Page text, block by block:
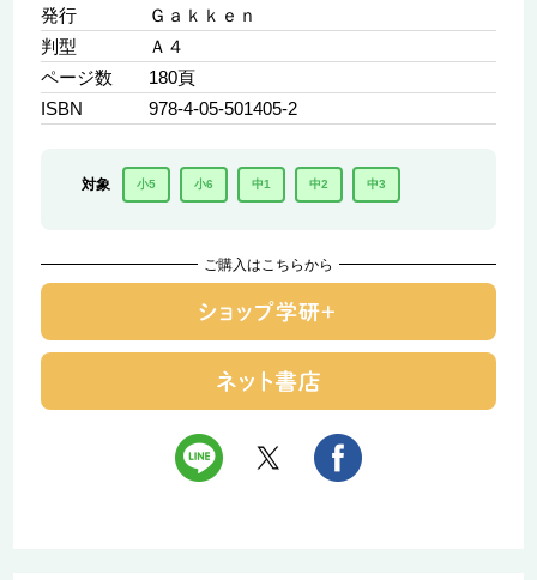
発行
Ｇａｋｋｅｎ
判型
Ａ４
ページ数
180頁
ISBN
978-4-05-501405-2
対象 小5 小6 中1 中2 中3
ご購入はこちらから